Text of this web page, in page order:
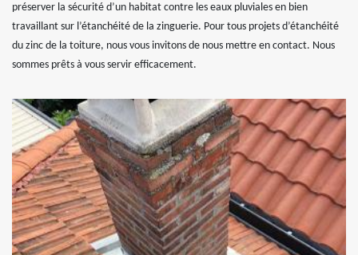
préserver la sécurité d’un habitat contre les eaux pluviales en bien
travaillant sur l’étanchéité de la zinguerie. Pour tous projets d’étanchéité
du zinc de la toiture, nous vous invitons de nous mettre en contact. Nous
sommes prêts à vous servir efficacement.